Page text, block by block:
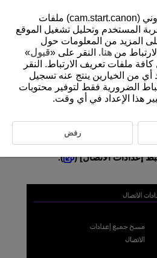
اللاسلكي. بحذف إعدادات الاتصال
إعدادات الاتصال] (
).
يستخدم هذا الموقع الإلكتروني (cam.start.canon) ملفات
المستخدم وتحليل تشغيل الموقع
المزيد من المعلومات حول
من هنا. النقر على «قبول»
ملفات تعريف الارتباط. النقر
أي من الخيارين ينتج عنه تسجيل
الضرورية فقط لتوفير محتويات
هذا الإعداد في أي وقت.
رفض